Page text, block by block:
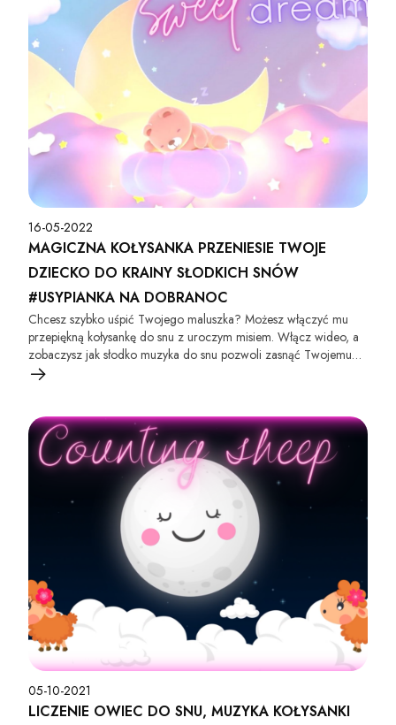
16-05-2022
MAGICZNA KOŁYSANKA PRZENIESIE TWOJE
DZIECKO DO KRAINY SŁODKICH SNÓW
#USYPIANKA NA DOBRANOC
Chcesz szybko uśpić Twojego maluszka? Możesz włączyć mu
przepiękną kołysankę do snu z uroczym misiem. Włącz wideo, a
zobaczysz jak słodko muzyka do snu pozwoli zasnąć Twojemu
dziecku :)!
05-10-2021
LICZENIE OWIEC DO SNU, MUZYKA KOŁYSANKI